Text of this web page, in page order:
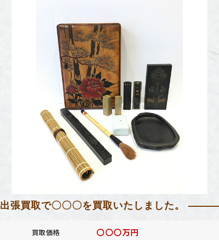
出張買取で〇〇〇を買取いたしました。
買取価格 〇〇〇万円